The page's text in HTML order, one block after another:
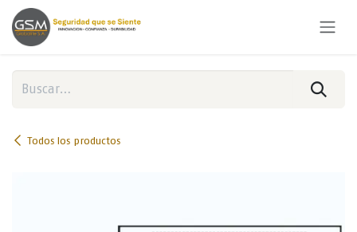
Ir al contenido
Todos los productos